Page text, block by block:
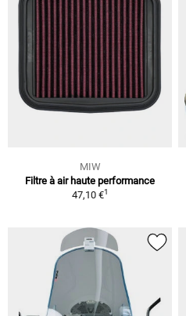
MIW
Filtre à air haute performance
47,10 €1